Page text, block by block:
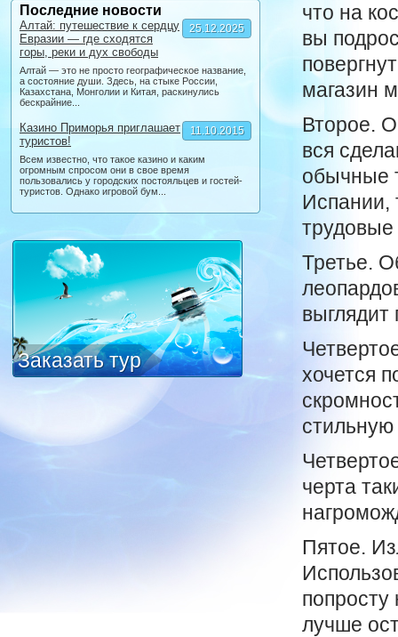
Последние новости
25.12.2025
Алтай: путешествие к сердцу
Евразии — где сходятся
горы, реки и дух свободы
Алтай — это не просто географическое название,
а состояние души. Здесь, на стыке России,
Казахстана, Монголии и Китая, раскинулись
бескрайние...
11.10.2015
Казино Приморья приглашает
туристов!
Всем известно, что такое казино и каким
огромным спросом они в свое время
пользовались у городских постояльцев и гостей-
туристов. Однако игровой бум...
Заказать тур
что на
вы
магазин
Второе.
вся
обычные
Испании,
трудовые
Третье.
выглядит
хочется
черта
Пятое.
попросту
лучше